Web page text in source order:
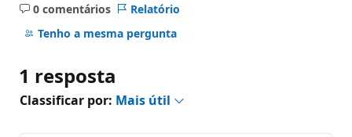
0 comentários
Sem
comentários
Relatório
Tenho a mesma pergunta
1 resposta
Classificar por: Mais útil